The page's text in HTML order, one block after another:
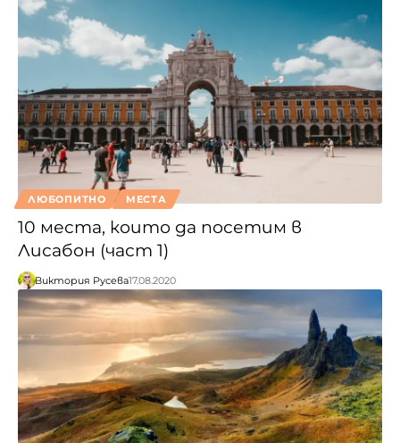
ЛЮБОПИТНО МЕСТА
10 места, които да посетим в
Лисабон (част 1)
Виктория Русева17.08.2020